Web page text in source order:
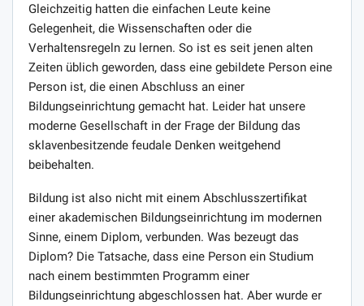
Gleichzeitig hatten die einfachen Leute keine
Gelegenheit, die Wissenschaften oder die
Verhaltensregeln zu lernen. So ist es seit jenen alten
Zeiten üblich geworden, dass eine gebildete Person eine
Person ist, die einen Abschluss an einer
Bildungseinrichtung gemacht hat. Leider hat unsere
moderne Gesellschaft in der Frage der Bildung das
sklavenbesitzende feudale Denken weitgehend
beibehalten.
Bildung ist also nicht mit einem Abschlusszertifikat
einer akademischen Bildungseinrichtung im modernen
Sinne, einem Diplom, verbunden. Was bezeugt das
Diplom? Die Tatsache, dass eine Person ein Studium
nach einem bestimmten Programm einer
Bildungseinrichtung abgeschlossen hat. Aber wurde er